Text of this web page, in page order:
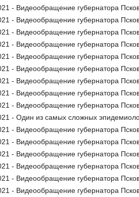
- Видеообращение губернатора
- Видеообращение губернатора
- Видеообращение губернатора
- Видеообращение губернатора
- Видеообращение губернатора
- Видеообращение губернатора
- Видеообращение губернатора
- Видеообращение губернатора
- Видеообращение губернатора
- Один из самых сложных
- Видеообращение губернатора
- Видеообращение губернатора
- Видеообращение губернатора
- Видеообращение губернатора
- Видеообращение губернатора
- Видеообращение губернатора